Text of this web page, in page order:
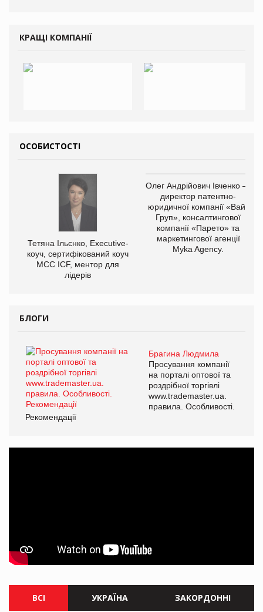
КРАЩІ КОМПАНІЇ
ОСОБИСТОСТІ
Тетяна Ільєнко, Executive-
коуч, сертифікований коуч
МСС ICF, ментор для
лідерів
Олег Андрійович Івченко —
директор патентно-
юридичної компанії «Вайз
Груп», консалтингової
компанії «Парето» та
маркетингової агенції
Myka Agency.
БЛОГИ
Брагина Людмила
Просування компанії
на порталі оптової та
роздрібної торгівлі
www.trademaster.ua.
правила. Особливості.
Рекомендації
ВСІ УКРАЇНА ЗАКОРДОННІ